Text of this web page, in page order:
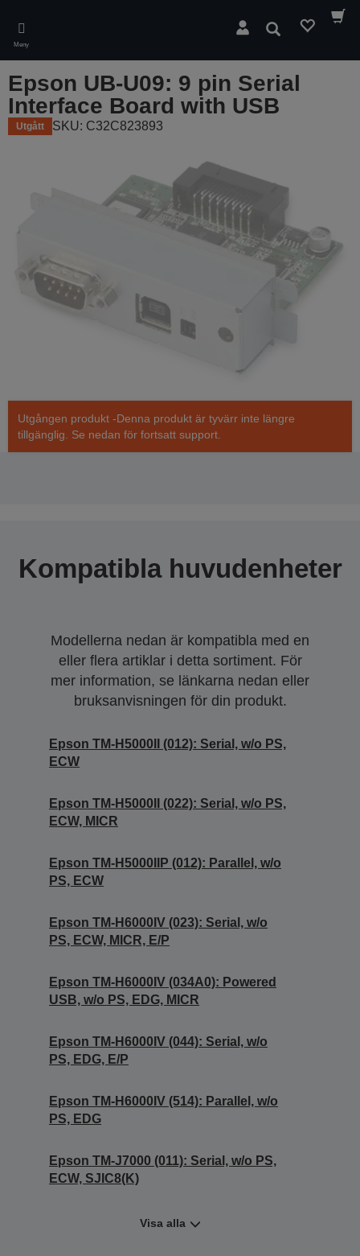
main
content
Meny
Sök
Epson UB-U09: 9 pin Serial
Interface Board with USB
Utgått SKU: C32C823893
Utgången produkt -Denna produkt är tyvärr inte längre
tillgänglig. Se nedan för fortsatt support.
Kompatibla huvudenheter
Modellerna nedan är kompatibla med en
eller flera artiklar i detta sortiment. För
mer information, se länkarna nedan eller
bruksanvisningen för din produkt.
Epson TM-H5000II (012): Serial, w/o PS,
ECW
Epson TM-H5000II (022): Serial, w/o PS,
ECW, MICR
Epson TM-H5000IIP (012): Parallel, w/o
PS, ECW
Epson TM-H6000IV (023): Serial, w/o
PS, ECW, MICR, E/P
Epson TM-H6000IV (034A0): Powered
USB, w/o PS, EDG, MICR
Epson TM-H6000IV (044): Serial, w/o
PS, EDG, E/P
Epson TM-H6000IV (514): Parallel, w/o
PS, EDG
Epson TM-J7000 (011): Serial, w/o PS,
ECW, SJIC8(K)
Visa alla